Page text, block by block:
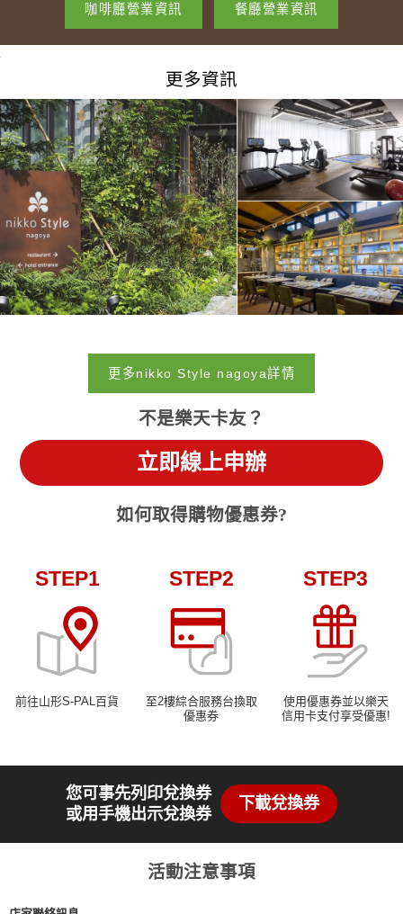
咖啡廳營業資訊 餐廳營業資訊
更多資訊
更多nikko Style nagoya詳情
不是樂天卡友？
立即線上申辦
如何取得購物優惠券?
STEP1
前往山形S-PAL百貨
STEP2
至2樓綜合服務台換取
優惠券
STEP3
使用優惠券並以樂天
信用卡支付享受優惠!
您可事先列印兌換券
或用手機出示兌換券
下載兌換券
活動注意事項